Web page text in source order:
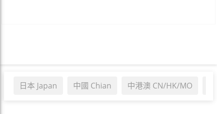
日本 Japan 中國 Chian 中港澳 CN/HK/MO